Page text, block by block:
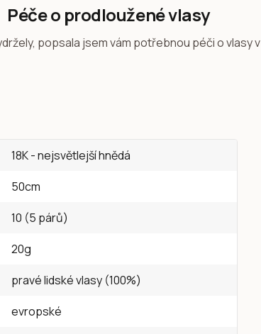
Péče o prodloužené vlasy
popsala jsem vám potřebnou péči o vlasy v
18K - nejsvětlejší hnědá
50cm
10 (5 párů)
20g
pravé lidské vlasy (100%)
evropské